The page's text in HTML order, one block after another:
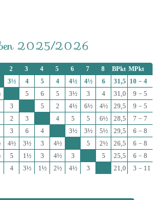
2025/2026
2 3 4 5 6 7 8 BPkt MPkt
3½ 4 5 4 4½ 4½ 6 31,5
10 − 4
5 6 5 3½ 3 4 31,0
9 − 5
3 5 2 4½ 6½ 4½ 29,5
9 − 5
2 3 4 5 5 6½ 28,5
7 − 7
3 6 4 3½ 3½ 5½ 29,5
6 − 8
4½ 3½ 3 4½ 5 2½ 26,5
6 − 8
5 1½ 3 4½ 3 5 25,5
6 − 8
4 3½ 1½ 2½ 4½ 3 21,0 3 − 11